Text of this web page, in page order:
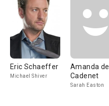
Eric Schaeffer
Michael Shiver
Amanda de
Cadenet
Sarah Easton